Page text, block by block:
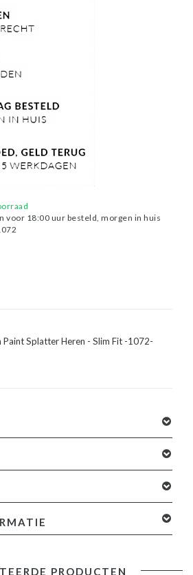
voor 18:00 uur besteld, morgen in huis
Paint Splatter Heren - Slim Fit -1072-
PRODUCTEN